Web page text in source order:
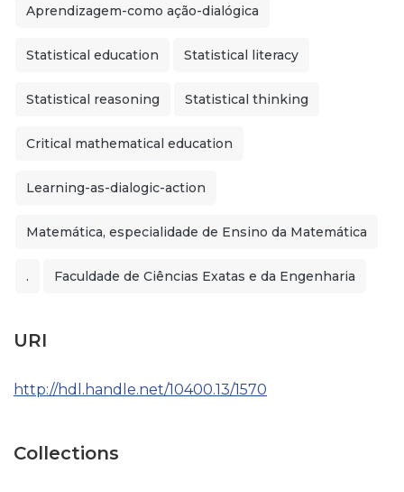
Aprendizagem-como ação-dialógica
Statistical education Statistical literacy
Statistical reasoning Statistical thinking
Critical mathematical education
Learning-as-dialogic-action
Matemática, especialidade de Ensino da Matemática
. Faculdade de Ciências Exatas e da Engenharia
URI
http://hdl.handle.net/10400.13/1570
Collections